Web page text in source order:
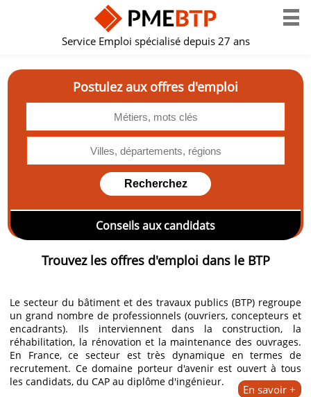
Service Emploi spécialisé depuis 27 ans
Postulez aux offres d'emploi
Conseils aux candidats
Trouvez les offres d'emploi dans le BTP
Le secteur du bâtiment et des travaux publics (BTP) regroupe
un grand nombre de professionnels (ouvriers, concepteurs et
encadrants). Ils interviennent dans la construction, la
réhabilitation, la rénovation et la maintenance des ouvrages.
En France, ce secteur est très dynamique en termes de
recrutement. Ce domaine porteur d'avenir est ouvert à tous
les candidats, du CAP au diplôme d'ingénieur.
En savoir +